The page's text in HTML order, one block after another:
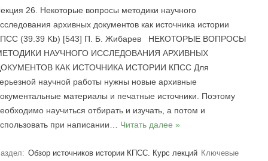
26. Некоторые вопросы методики научного
архивных документов как источника истории
(39.39 Kb) [543] П. Б. Жибарев НЕКОТОРЫЕ ВОПРОСЫ
НАУЧНОГО ИССЛЕДОВАНИЯ АРХИВНЫХ
КАК ИСТОЧНИКА ИСТОРИИ КПСС Для
научной работы нужны новые архивные
материалы и печатные источники. Поэтому
научиться отбирать и изучать, а потом и
при написании… Читать далее »
Обзор источников истории КПСС. Курс лекций Ключевые